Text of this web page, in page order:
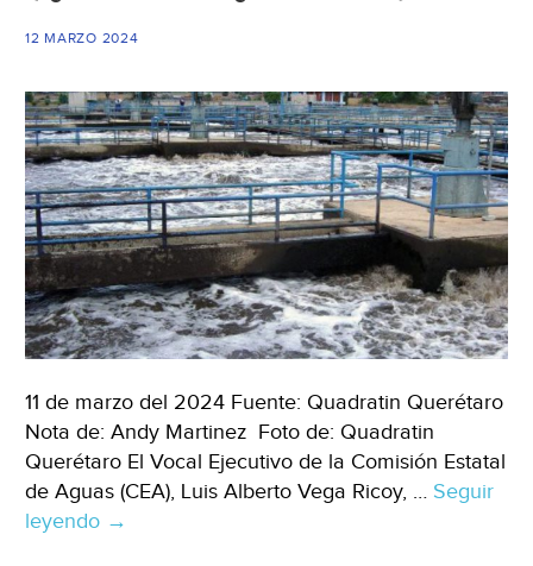
Sol
de
Parral)
12 MARZO 2024
11 de marzo del 2024 Fuente: Quadratin Querétaro
Nota de: Andy Martinez Foto de: Quadratin
Querétaro El Vocal Ejecutivo de la Comisión Estatal
de Aguas (CEA), Luis Alberto Vega Ricoy, … Seguir
leyendo Queretaro
→